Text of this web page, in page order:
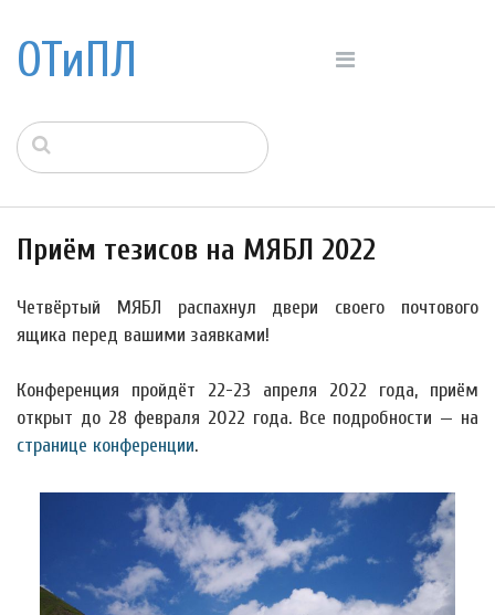
ОТиПЛ
Приём тезисов на МЯБЛ 2022
Четвёртый МЯБЛ распахнул двери своего почтового
ящика перед вашими заявками!
Конференция пройдёт 22-23 апреля 2022 года, приём
открыт до 28 февраля 2022 года. Все подробности — на
странице конференции.